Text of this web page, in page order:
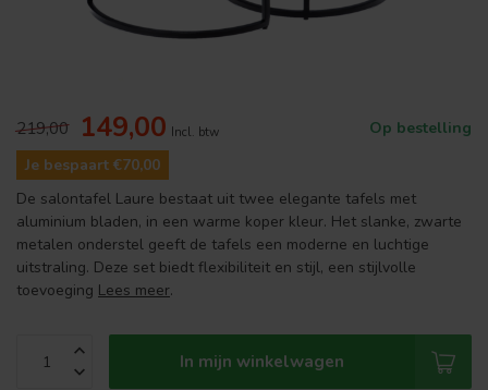
219,00 149,00 Incl. btw
Op bestelling
Je bespaart €70,00
De salontafel Laure bestaat uit twee elegante tafels met
aluminium bladen, in een warme koper kleur. Het slanke, zwarte
metalen onderstel geeft de tafels een moderne en luchtige
uitstraling. Deze set biedt flexibiliteit en stijl, een stijlvolle
toevoeging Lees meer.
In mijn winkelwagen